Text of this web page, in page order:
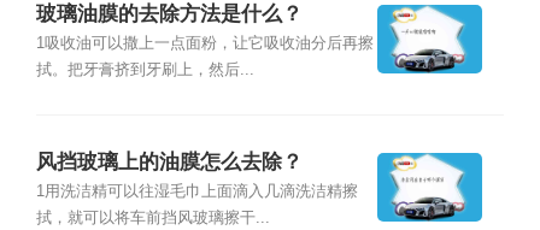
玻璃油膜的去除方法是什么？
1吸收油可以撒上一点面粉，让它吸收油分后再擦
拭。把牙膏挤到牙刷上，然后...
风挡玻璃上的油膜怎么去除？
1用洗洁精可以往湿毛巾上面滴入几滴洗洁精擦
拭，就可以将车前挡风玻璃擦干...